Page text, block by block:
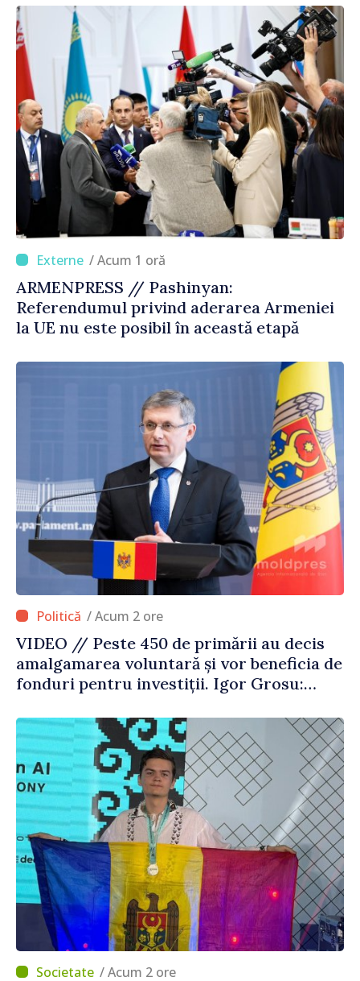
corectă”
/ Acum 1 oră
ARMENPRESS // Pashinyan:
Referendumul privind aderarea Armeniei
la UE nu este posibil în această etapă
/ Acum 2 ore
VIDEO // Peste 450 de primării au decis
amalgamarea voluntară și vor beneficia de
fonduri pentru investiții. Igor Grosu:
dăm o șansă localităților să se dezvolte”
/ Acum 2 ore